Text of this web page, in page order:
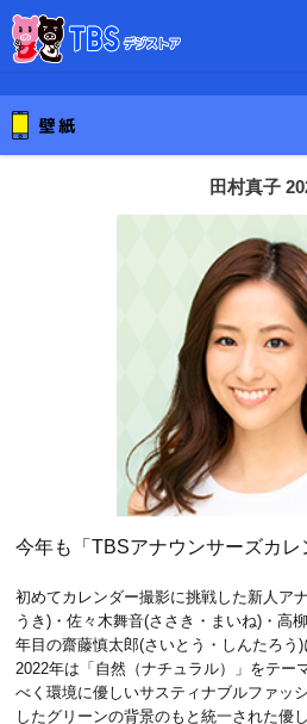
田村真子
今年も「TBSアナウンサーズカレ
初めてカレンダー撮影に挑戦した新人ア
うき)・佐々木舞音(ささき・まいね)・高
年目の齋藤慎太郎(さいとう・しんたろう)
2022年は「自然（ナチュラル）」をテー
べく環境に優しいサスティナブルファッ
したグリーンの背景のもと統一された優